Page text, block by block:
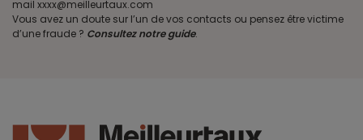
mail xxxx@meilleurtaux.com
Vous avez un doute sur l’un de vos contacts ou pensez être victime
d’une fraude ? Consultez notre guide.